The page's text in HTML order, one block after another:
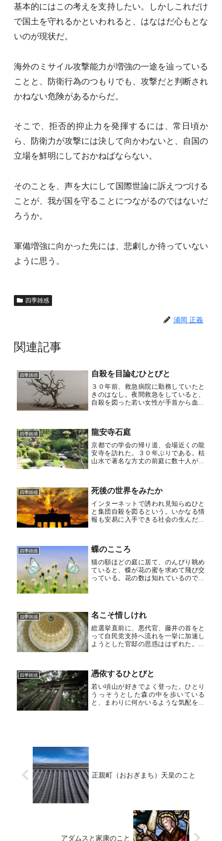
基本的にはこの考えを支持したい。しかしこれだけ
で国土を守れるかといわれると、はなはだ心もとな
いのが現状だ。
海外のミサイル攻撃能力が増強の一途を辿っている
ことと、防衛行為のつもりでも、攻撃だと判断され
かねない危険があるからだ。
そこで、拒否的抑止力を発揮するには、常日頃か
ら、防衛力が攻撃には決して向かわないと、自国の
立場を鮮明にしておかねばならない。
そのことを、声を大にして国際世論に訴えつづける
ことが、我が国を守ることにつながるのではないだ
ろうか。
軍備増強に向かった先には、悲劇しか待っていない
ように思う。
四季雑感
浦岡 正義
関連記事
四季雑感 自殺を目論むひとびと
３０年前、救急病院に勤務していたと
きのはなし。夜間救急をしていると、
自殺を図った若い女性が手首から血を
てられそうになると、すぐ自殺を図っ
て気を引こうとするんだから”という...
四季雑感 龍安寺石庭
京都での学会の帰り道、会場近くの龍
安寺を訪れた。３０年ぶりである。枯
山水で著名な方丈の前庭に数十人が足
するもの、石庭の白砂に描かれた観念
的とも思える文様に作者の意図を見出
そ...
四季雑感 死後の世界をみたか
インターネットで誘われ見知らぬひと
と集団自殺を図るという。いかなる情
報も安易に入手できる社会の生んだ悲
い”ひとが集まってはじめて、思い切っ
て“死ぬ”へ近づくようにおもわれ...
四季雑感 蝶のこころ
猫の額ほどの庭に居て、のんびり眺め
ていると、蝶が花の蜜を求めて飛び交
っている。花の数は知れているので、
かどうか忘れたのか、蝶の本心はどう
な...
四季雑感 名こそ惜しけれ
総選挙直前に、悪代官、藤井の首をと
って自民党支持へ流れを一挙に加速し
ようとした官邸の思惑ははずれた。５
の徹底抗戦が浮き彫りとなっている。
藤井氏は自分の身を西郷隆盛になぞら
え...
四季雑感 憑依するひとびと
若い頃山が好きでよく登った。ひとり
うっそうとした森の中を歩いている
と、まわりに何かいるような気配を感
正親町（おおぎまち）天皇のこと
アダムスと家康のこと